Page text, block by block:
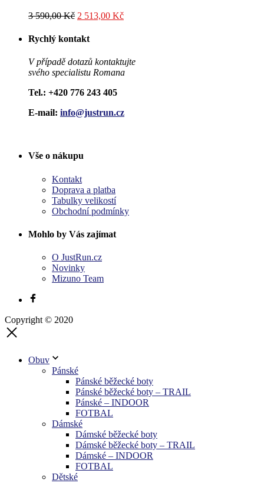
vybrat
3 590,00Kč Původní
byla:
590,00 Kč.
2 513,00 KčAktuální
513,00 Kč.
Rychlý kontakt
V případě dotazů kontaktujte
svého specialistu Romana
Tel.: +420 776 243 405
E-mail: info@justrun.cz
Vše o nákupu
Kontakt
Doprava a platba
Tabulky velikostí
Obchodní podmínky
Mohlo by Vás zajímat
O JustRun.cz
Novinky
Mizuno Team
Copyright © 2020
Obuv
Pánské
Pánské běžecké boty
Pánské běžecké boty – TRAIL
Pánské – INDOOR
FOTBAL
Dámské
Dámské běžecké boty
Dámské běžecké boty – TRAIL
Dámské – INDOOR
FOTBAL
Dětské